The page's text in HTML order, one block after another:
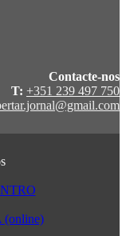
Contacte-nos
T: +351 239 497 750